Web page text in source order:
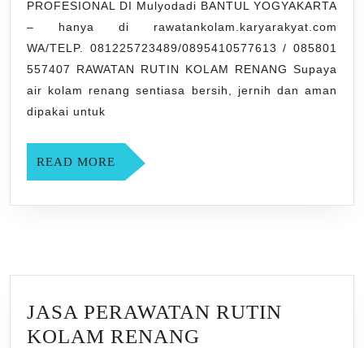
DI
Mulyodadi
BANTUL
PROFESIONAL DI Mulyodadi BANTUL YOGYAKARTA
– hanya di rawatankolam.karyarakyat.com
WA/TELP. 081225723489/0895410577613 / 085801
557407 RAWATAN RUTIN KOLAM RENANG Supaya
air kolam renang sentiasa bersih, jernih dan aman
dipakai untuk
READ MORE READ
MORE
JASA PERAWATAN RUTIN
KOLAM RENANG